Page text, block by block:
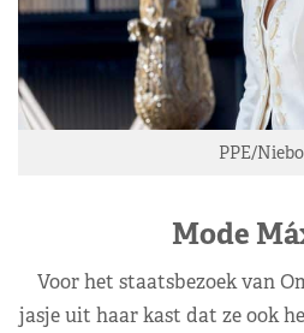
PPE/
Mode
Voor het staatsbezoek van
jasje uit haar kast dat ze ook